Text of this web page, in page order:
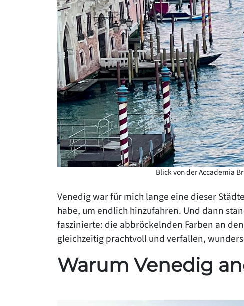
Blick von der Accademia
Venedig war für mich lange eine dieser
habe, um endlich hinzufahren. Und dann
faszinierte: die abbröckelnden Farben an
gleichzeitig prachtvoll und verfallen,
Warum Venedig